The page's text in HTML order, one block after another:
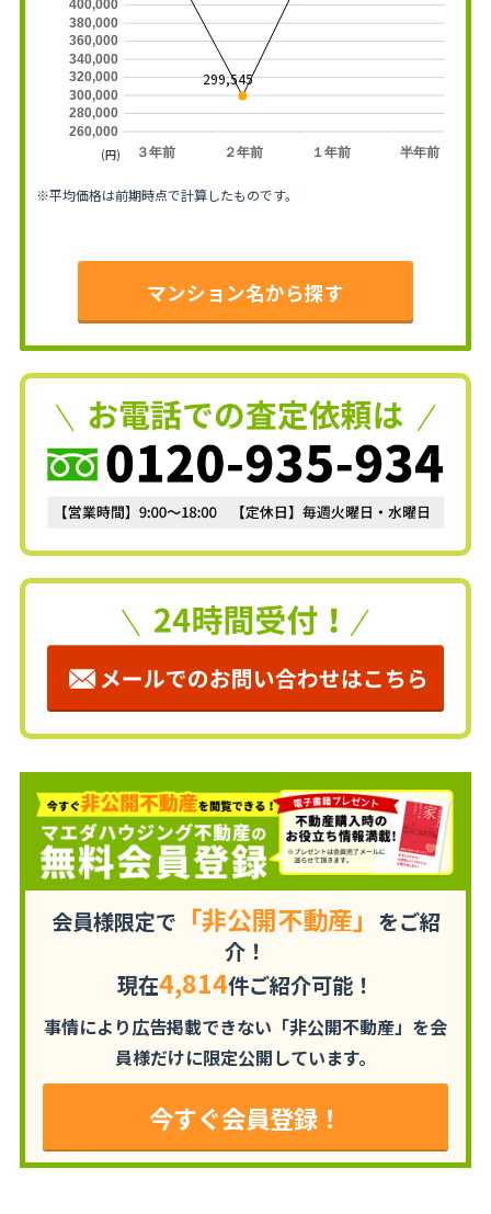
３年前 ２年前 １年前 半年前
260,000
280,000
300,000
320,000
340,000
360,000
380,000
400,000
299,545
(円)
※平均価格は前期時点で計算したものです。
マンション名から探す
会員様限定で 「非公開不動産」 をご紹
介！
現在4,814件ご紹介可能！
事情により広告掲載できない「非公開不動産」を会
員様だけに限定公開しています。
今すぐ会員登録！